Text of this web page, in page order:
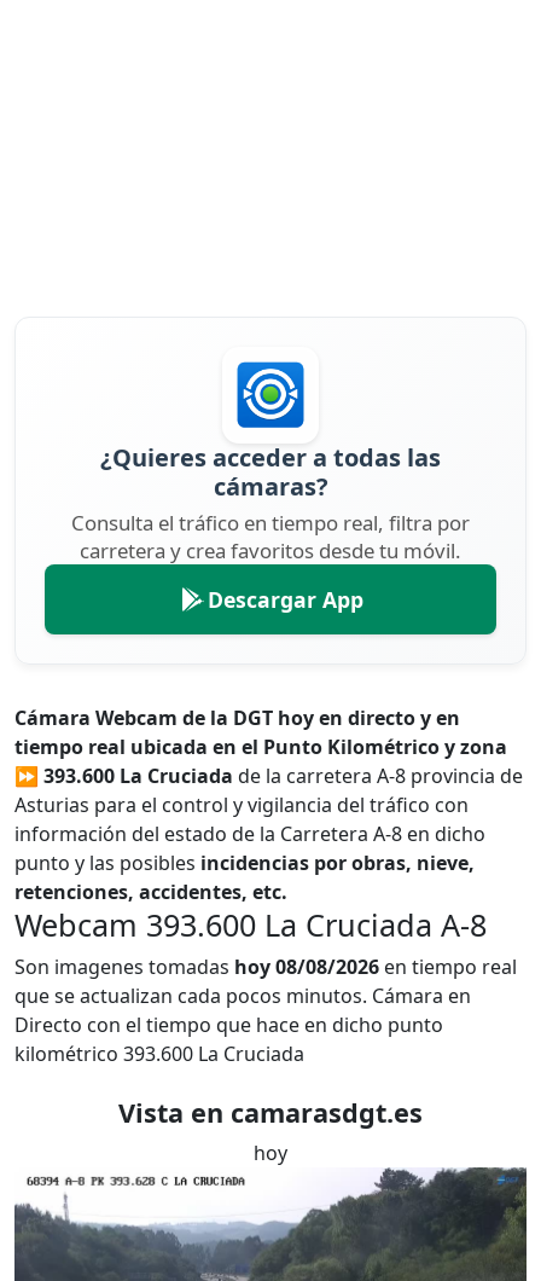
¿Quieres acceder a todas las
cámaras?
Consulta el tráfico en tiempo real, filtra por
carretera y crea favoritos desde tu móvil.
Descargar App
Cámara Webcam de la DGT hoy en directo y en
tiempo real ubicada en el Punto Kilométrico y zona
⏩ 393.600 La Cruciada de la carretera A-8 provincia de
Asturias para el control y vigilancia del tráfico con
información del estado de la Carretera A-8 en dicho
punto y las posibles incidencias por obras, nieve,
retenciones, accidentes, etc.
Webcam 393.600 La Cruciada A-8
Son imagenes tomadas hoy 08/08/2026 en tiempo real
que se actualizan cada pocos minutos. Cámara en
Directo con el tiempo que hace en dicho punto
kilométrico 393.600 La Cruciada
Vista en camarasdgt.es
hoy